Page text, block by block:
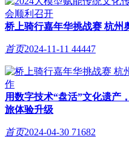
桥上骑行嘉年华挑战赛 杭州
首页2024-11-11 44447
用数字技术“盘活”文化遗产
旅体验升级
首页2024-04-30 71682